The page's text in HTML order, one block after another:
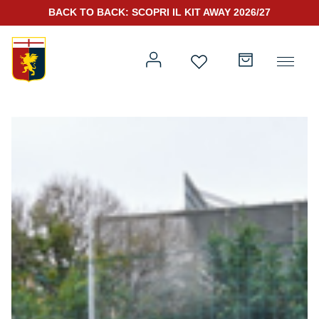
Prima squadra
Genoa for Special
Training
Rappresentanza
Kit Gara 25/26
BACK TO BACK: SCOPRI IL KIT AWAY 2026/27